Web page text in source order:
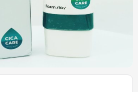
بازدید 356